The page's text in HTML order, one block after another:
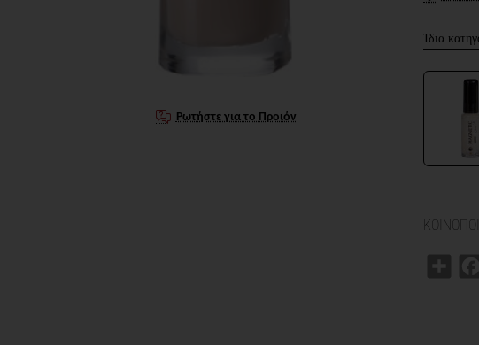
Ρωτήστε για το Προιόν
Ίδια